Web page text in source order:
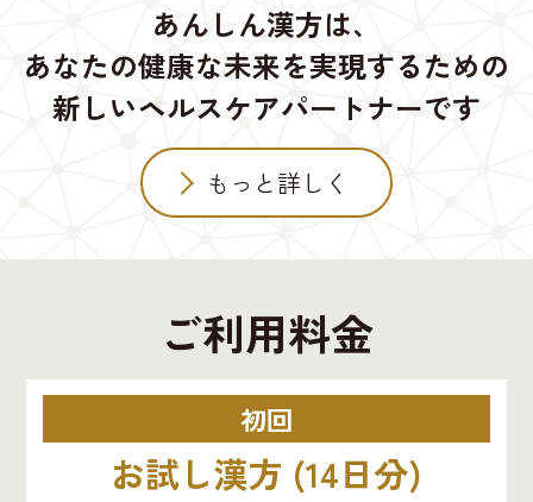
あんしん漢方は、
あなたの健康な未来を実現するための
新しいヘルスケアパートナーです
もっと詳しく
ご利用料金
初回
お試し漢方 (14日分)